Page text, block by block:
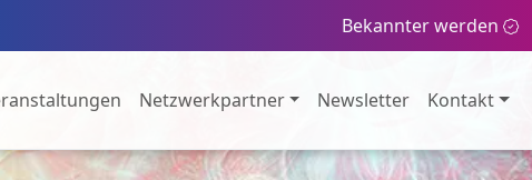
Bekannter werden
Netzwerkpartner Newsletter Kontakt